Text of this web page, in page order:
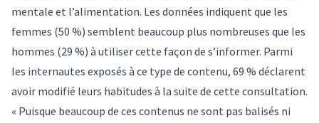
mentale et l’alimentation. Les données indiquent que les
femmes (50 %) semblent beaucoup plus nombreuses que les
hommes (29 %) à utiliser cette façon de s’informer. Parmi
les internautes exposés à ce type de contenu, 69 % déclarent
avoir modifié leurs habitudes à la suite de cette consultation.
« Puisque beaucoup de ces contenus ne sont pas balisés ni